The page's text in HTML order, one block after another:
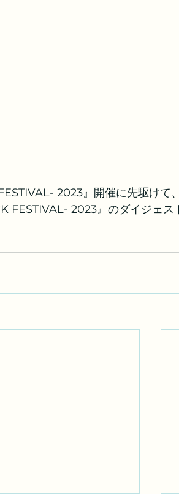
2023』開催に先駆けて
FESTIVAL- 2023』のダイジェ